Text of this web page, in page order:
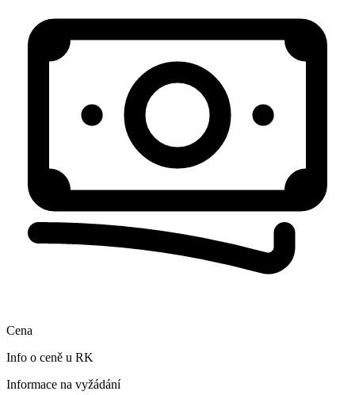
Cena
Info o ceně u RK
Informace na vyžádání